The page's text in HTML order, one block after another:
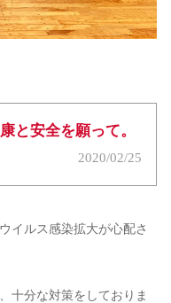
と安全を願って。
2020/02/25
イルス感染拡大が心配さ
十分な対策をしておりま